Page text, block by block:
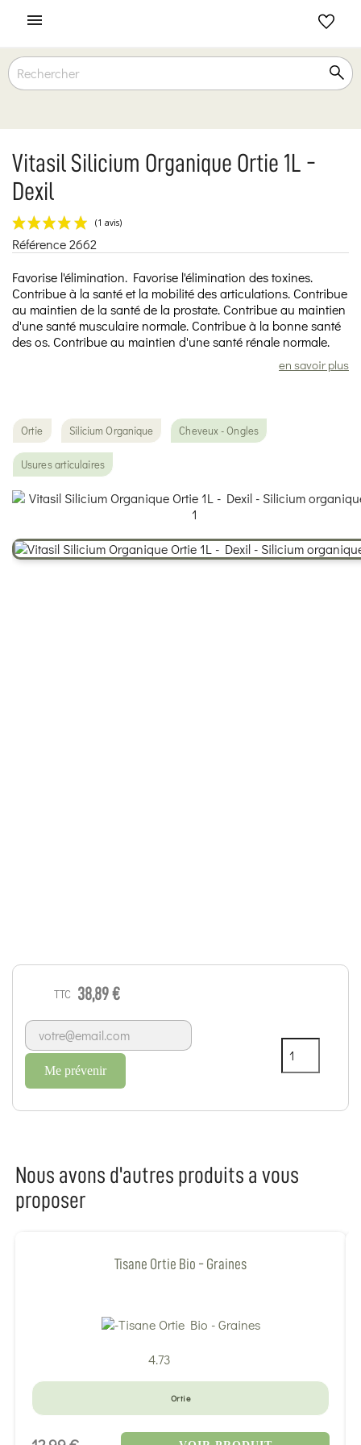

Vitasil Silicium Organique Ortie 1L -
Dexil
Référence2662
Favorise l'élimination. Favorise l'élimination des toxines.
Contribue à la santé et la mobilité des articulations. Contribue
au maintien de la santé de la prostate. Contribue au maintien
d'une santé musculaire normale. Contribue à la bonne santé
des os. Contribue au maintien d'une santé rénale normale.
en savoir plus
Ortie Silicium Organique Cheveux - Ongles
Usures articulaires
TTC 38,89 €
Me prévenir
Nous avons d'autres produits a vous
proposer
Tisane Ortie Bio - Graines
4.73
Ortie